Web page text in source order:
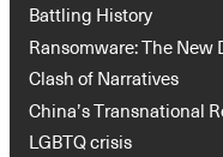
Battling History
Ransomware: The
Clash of Narratives
China’s Transnational
LGBTQ crisis